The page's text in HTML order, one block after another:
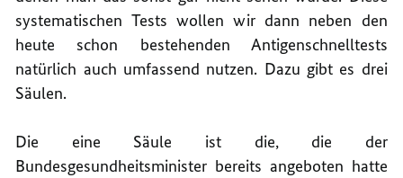
systematischen Tests wollen wir dann neben den
heute schon bestehenden Antigenschnelltests
natürlich auch umfassend nutzen. Dazu gibt es drei
Säulen.
Die eine Säule ist die, die der
Bundesgesundheitsminister bereits angeboten hatte